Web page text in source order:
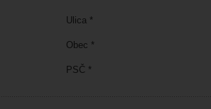
Ulica *
Obec *
PSČ *